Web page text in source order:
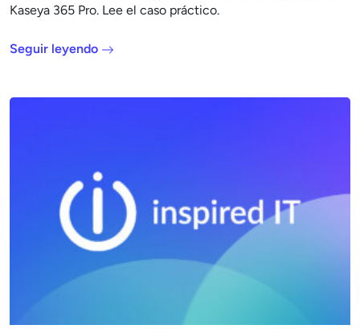
Kaseya 365 Pro. Lee el caso práctico.
Seguir leyendo